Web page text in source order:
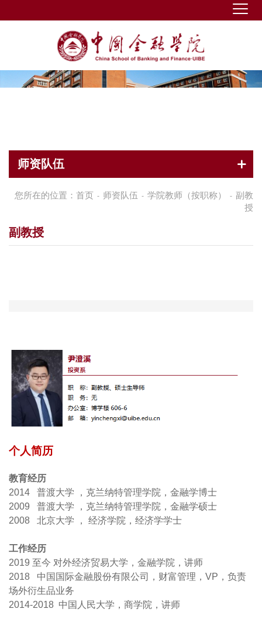
师资队伍
您所在的位置： 首页 - 师资队伍 - 学院教师（按职称） - 副教
授
副教授
个人简历
教育经历
2014 普渡大学
，克兰纳特管理学院，金融学博士
2009 普渡大学
，克兰纳特管理学院，金融学硕士
2008 北京大学
， 经济学院，经济学学士
工作经历
2019 至今 对外经济贸易大学，金融学院，讲师
2018 中国国际金融股份有限公司，财富管理，VP，负责
场外衍生品业务
2014-2018 中国人民大学，商学院，讲师